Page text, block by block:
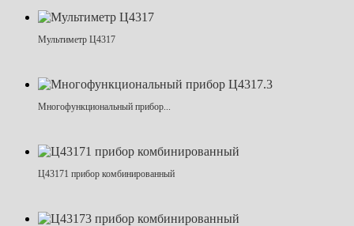
Мультиметр Ц4317
Многофункциональный прибор...
Ц43171 прибор комбинированный